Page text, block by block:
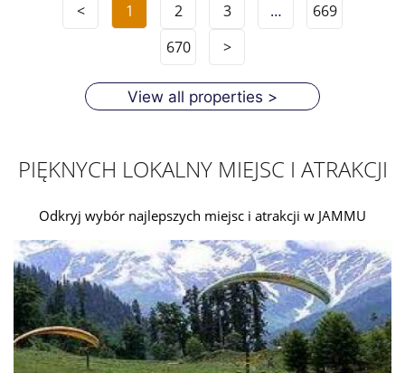
< 1 2 3 …
669
670
>
View all properties >
PIĘKNYCH LOKALNY MIEJSC I ATRAKCJI
Odkryj wybór najlepszych miejsc i atrakcji w JAMMU